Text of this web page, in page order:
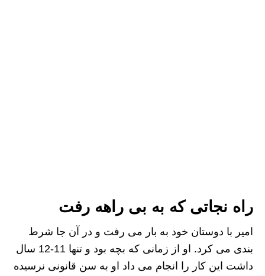
راه نجاتی که به بی راهه رفت
امیر با دوستان خود به بار می رفت و در آن جا شرط
بندی می کرد. او از زمانی که بچه بود و تنها 11-12 سال
داشت این کار را انجام می داد او به سن قانونی نرسیده